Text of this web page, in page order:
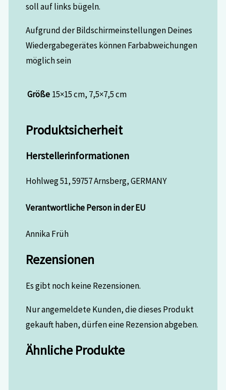
soll auf links bügeln.
Aufgrund der Bildschirmeinstellungen Deines
Wiedergabegerätes können Farbabweichungen
möglich sein
Größe 15×15 cm, 7,5×7,5 cm
Produktsicherheit
Herstellerinformationen
Hohlweg 51, 59757 Arnsberg, GERMANY
Verantwortliche Person in der EU
Annika Früh
Rezensionen
Es gibt noch keine Rezensionen.
Nur angemeldete Kunden, die dieses Produkt
gekauft haben, dürfen eine Rezension abgeben.
Ähnliche Produkte